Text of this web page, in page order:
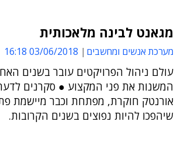
מגאנט לבינה מלאכותית
מערכת אנשים ומחשבים 03/06/2018 16:18
עולם ניהול הפרויקטים עובר בשנים
המשנות את פני המקצוע ● סקרנים
אורנטק חוקרת, מפתחת וכבר מיישמת
שיהפכו להיות נפוצים בשנים הקרובות.